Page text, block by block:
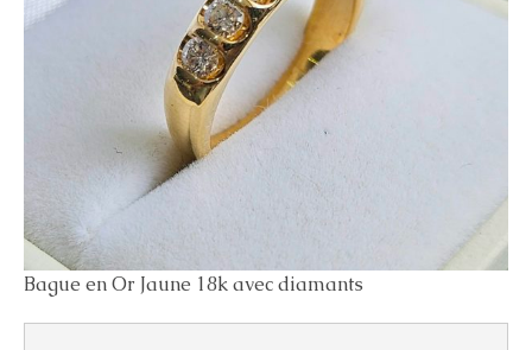
Bague en Or Jaune 18k avec diamants